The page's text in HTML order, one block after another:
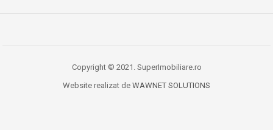
Copyright © 2021. SuperImobiliare.ro
Website realizat de WAWNET SOLUTIONS